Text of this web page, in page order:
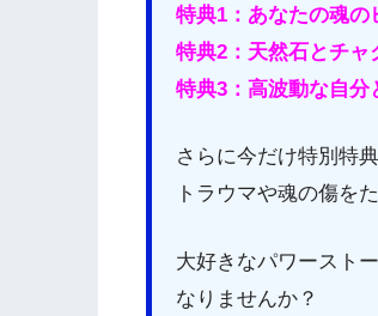
特典1：あなたの魂の
特典2：天然石とチャ
特典3：高波動な自分
さらに今だけ特別特典
トラウマや魂の傷を
大好きなパワースト
なりませんか？